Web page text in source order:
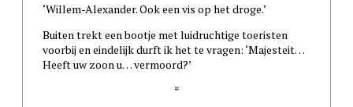
‘Willem-Alexander. Ook een vis op het droge.’
Buiten trekt een bootje met luidruchtige toeristen
voorbij en eindelijk durft ik het te vragen: ‘Majesteit…
Heeft uw zoon u… vermoord?’
*